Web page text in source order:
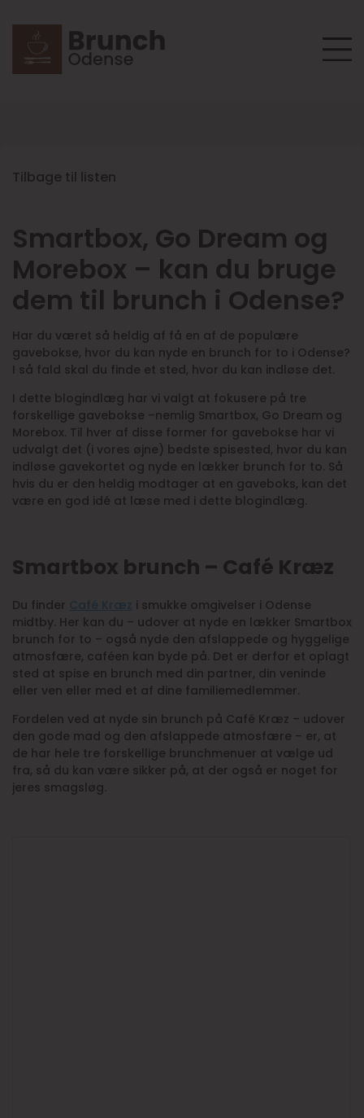
Tilbage til listen
Smartbox, Go Dream og
Morebox – kan du bruge
dem til brunch i Odense?
Har du været så heldig af få en af de populære
gavebokse, hvor du kan nyde en brunch for to i Odense?
I så fald skal du finde et sted, hvor du kan indløse det.
I dette blogindlæg har vi valgt at fokusere på tre
forskellige gavebokse –nemlig Smartbox, Go Dream og
Morebox. Til hver af disse former for gavebokse har vi
udvalgt det (i vores øjne) bedste spisested, hvor du kan
indløse gavekortet og nyde en lækker brunch for to. Så
hvis du er den heldig modtager at en gaveboks, kan det
være en god idé at læse med i dette blogindlæg.
Smartbox brunch – Café Kræz
Du finder Café Kræz i smukke omgivelser i Odense
midtby. Her kan du – udover at nyde en lækker Smartbox
brunch for to – også nyde den afslappede og hyggelige
atmosfære, caféen kan byde på. Det er derfor et oplagt
sted at spise en brunch med din partner, din veninde
eller ven eller med et af dine familiemedlemmer.
Fordelen ved at nyde sin brunch på Café Kræz – udover
den gode mad og den afslappede atmosfære – er, at
de har hele tre forskellige brunchmenuer at vælge ud
fra, så du kan være sikker på, at der også er noget for
jeres smagsløg.